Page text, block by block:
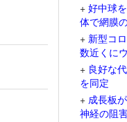
+ 好中球
体で網膜
+ 新型コ
数近くに
+ 良好な
を同定
+ 成長板
神経の阻